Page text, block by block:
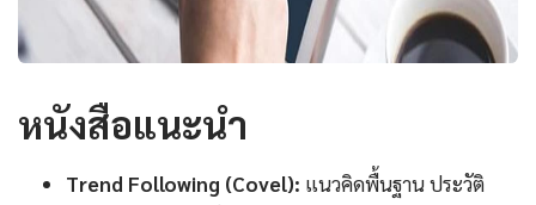
หนังสือแนะนำ
Trend Following (Covel): แนวคิดพื้นฐาน ประวัติ